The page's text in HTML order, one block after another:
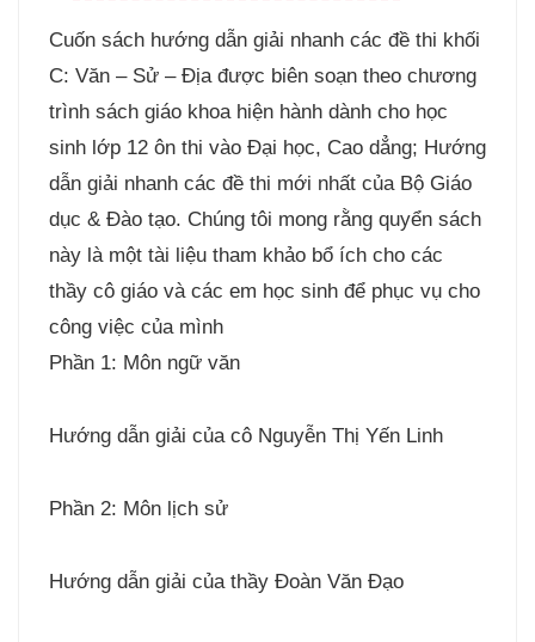
Cuốn sách hướng dẫn giải nhanh các đề thi khối
C: Văn – Sử – Địa được biên soạn theo chương
trình sách giáo khoa hiện hành dành cho học
sinh lớp 12 ôn thi vào Đại học, Cao dẳng; Hướng
dẫn giải nhanh các đề thi mới nhất của Bộ Giáo
dục & Đào tạo. Chúng tôi mong rằng quyển sách
này là một tài liệu tham khảo bổ ích cho các
thầy cô giáo và các em học sinh để phục vụ cho
công việc của mình
Phần 1: Môn ngữ văn
Hướng dẫn giải của cô Nguyễn Thị Yến Linh
Phần 2: Môn lịch sử
Hướng dẫn giải của thầy Đoàn Văn Đạo